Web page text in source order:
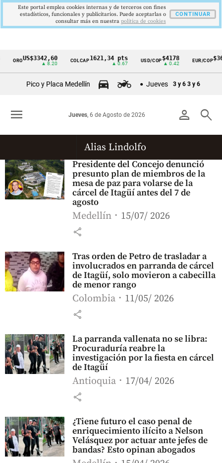
Cintillo
Colombia
OROUS$3342,60
▲ 8.20
COLCAP1621,34 pts
▲ 0.67
USD/COP$4178
▲ 0.42
EUR/COP
Pico y Placa Medellín Jueves 3 y 6 3 y 6
person search
Jueves, 6 de Agosto de 2026
menu
Alias Lindolfo
Presidente del Concejo denunció
presunto plan de miembros de la
mesa de paz para volarse de la
cárcel de Itagüí antes del 7 de
agosto
Medellín 15/07/ 2026
share
Tras orden de Petro de trasladar a
involucrados en parranda de cárcel
de Itagüí, solo movieron a cabecilla
de menor rango
Colombia 11/05/ 2026
share
La parranda vallenata no se libra:
Procuraduría reabre la
investigación por la fiesta en cárcel
de Itagüí
Antioquia 17/04/ 2026
share
¿Tiene futuro el caso penal de
enriquecimiento ilícito a Nelson
Velásquez por actuar ante jefes de
bandas? Esto opinan abogados
Este portal emplea cookies internas y de terceros con fines
estadísticos, funcionales y publicitarios. Puede aceptarlas o
consultar más en nuestra politica de cookies
CONTINUAR